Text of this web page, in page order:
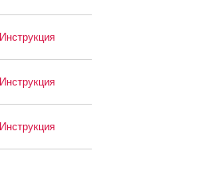
Инструкция
Инструкция
Инструкция